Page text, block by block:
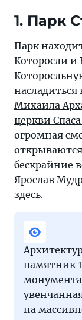
ходить
смотреть
по
сторонам
1. Парк
Парк
Которосли и
насладиться
Михаила
церкви
огромная
бескрайние
Ярослав
здесь.
памятник
на